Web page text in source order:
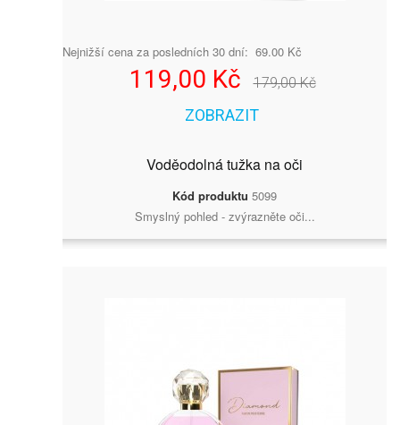
Nejnižší cena za posledních 30 dní: 69.00 Kč
119,00 Kč 179,00 Kč
ZOBRAZIT
Voděodolná tužka na oči
Kód produktu 5099
Smyslný pohled - zvýrazněte oči...